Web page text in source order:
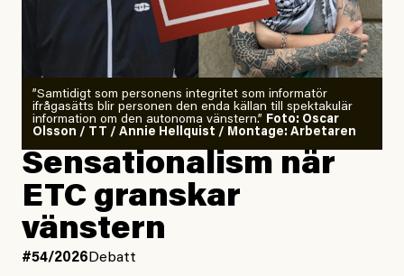
”Samtidigt som personens integritet som informatör
ifrågasätts blir personen den enda källan till spektakulär
information om den autonoma vänstern.” Foto: Oscar
Olsson / TT / Annie Hellquist / Montage: Arbetaren
Sensationalism när
ETC granskar
vänstern
#54/2026 Debatt